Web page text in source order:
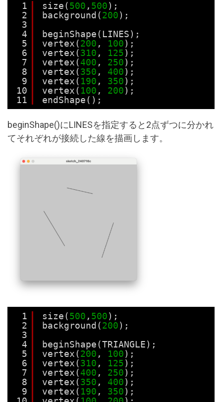
1
2
3
4
5
6
7
8
9
10
11
size(500 , 500);
background(200);
beginShape(LINES);
vertex(200 , 100);
vertex(310 , 125);
vertex(400 , 250);
vertex(350 , 400);
vertex( 190 , 350);
vertex( 100 , 200);
endShape();
beginShape()にLINESを指定すると2点ずつに分かれ
てそれぞれが接続した線を描画します。
1
2
3
4
5
6
7
8
9
size(500 , 500);
background(200);
beginShape(TRIANGLE);
vertex(200 , 100);
vertex(310 , 125);
vertex(400 , 250);
vertex(350 , 400);
vertex( 190 , 350);